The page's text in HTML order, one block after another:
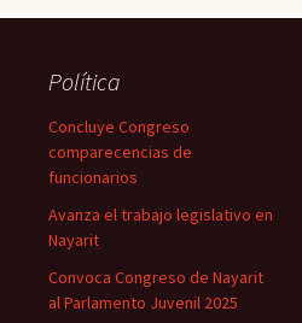
Política
Concluye Congreso
comparecencias de
funcionarios
Avanza el trabajo legislativo en
Nayarit
Convoca Congreso de Nayarit
al Parlamento Juvenil 2025